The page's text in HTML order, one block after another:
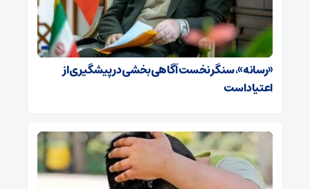
«رسانه»، سنگر نخست آگاهی‌بخشی در پیشگیری از
اعتیاد است